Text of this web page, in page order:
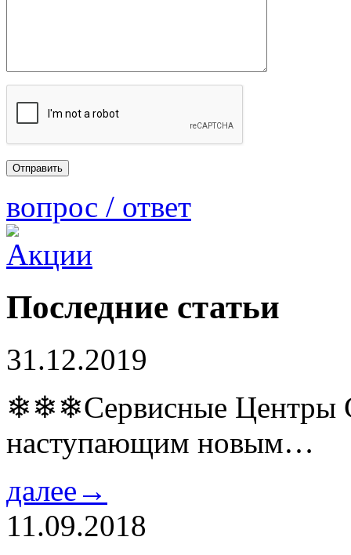
вопрос / ответ
Последние статьи
31.12.2019
❄❄❄Сервисные Центры
наступающим новым…
далее→
11.09.2018